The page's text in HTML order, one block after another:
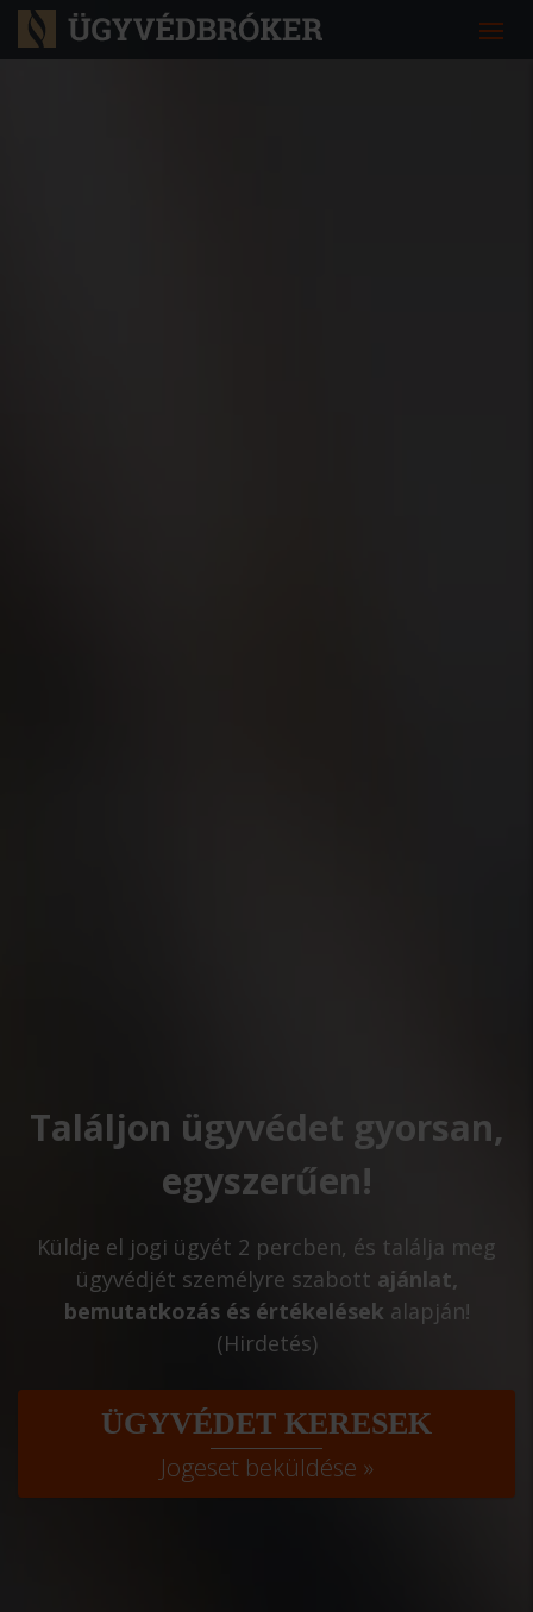
Találjon ügyvédet gyorsan,
egyszerűen!
Küldje el jogi ügyét 2 percben, és találja meg
ügyvédjét személyre szabott ajánlat,
bemutatkozás és értékelések alapján!
(Hirdetés)
ÜGYVÉDET KERESEK
Jogeset beküldése »